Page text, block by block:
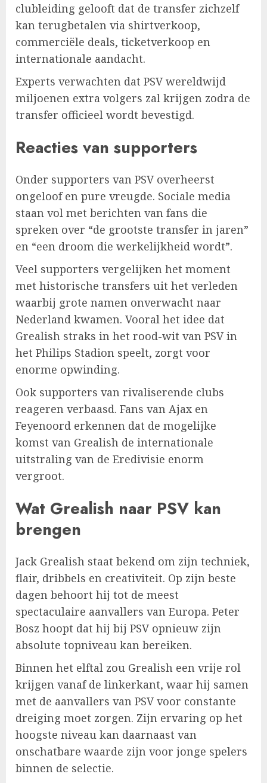
clubleiding gelooft dat de transfer zichzelf
kan terugbetalen via shirtverkoop,
commerciële deals, ticketverkoop en
internationale aandacht.
Experts verwachten dat PSV wereldwijd
miljoenen extra volgers zal krijgen zodra de
transfer officieel wordt bevestigd.
Reacties van supporters
Onder supporters van PSV overheerst
ongeloof en pure vreugde. Sociale media
staan vol met berichten van fans die
spreken over “de grootste transfer in jaren”
en “een droom die werkelijkheid wordt”.
Veel supporters vergelijken het moment
met historische transfers uit het verleden
waarbij grote namen onverwacht naar
Nederland kwamen. Vooral het idee dat
Grealish straks in het rood-wit van PSV in
het Philips Stadion speelt, zorgt voor
enorme opwinding.
Ook supporters van rivaliserende clubs
reageren verbaasd. Fans van Ajax en
Feyenoord erkennen dat de mogelijke
komst van Grealish de internationale
uitstraling van de Eredivisie enorm
vergroot.
Wat Grealish naar PSV kan
brengen
Jack Grealish staat bekend om zijn techniek,
flair, dribbels en creativiteit. Op zijn beste
dagen behoort hij tot de meest
spectaculaire aanvallers van Europa. Peter
Bosz hoopt dat hij bij PSV opnieuw zijn
absolute topniveau kan bereiken.
Binnen het elftal zou Grealish een vrije rol
krijgen vanaf de linkerkant, waar hij samen
met de aanvallers van PSV voor constante
dreiging moet zorgen. Zijn ervaring op het
hoogste niveau kan daarnaast van
onschatbare waarde zijn voor jonge spelers
binnen de selectie.